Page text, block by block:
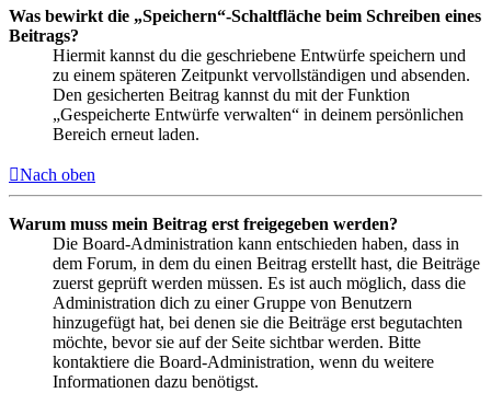
Was bewirkt die „Speichern“-Schaltfläche beim Schreiben eines
Beitrags?
Hiermit kannst du die geschriebene Entwürfe speichern und
zu einem späteren Zeitpunkt vervollständigen und absenden.
Den gesicherten Beitrag kannst du mit der Funktion
„Gespeicherte Entwürfe verwalten“ in deinem persönlichen
Bereich erneut laden.
Nach oben
Warum muss mein Beitrag erst freigegeben werden?
Die Board-Administration kann entschieden haben, dass in
dem Forum, in dem du einen Beitrag erstellt hast, die Beiträge
zuerst geprüft werden müssen. Es ist auch möglich, dass die
Administration dich zu einer Gruppe von Benutzern
hinzugefügt hat, bei denen sie die Beiträge erst begutachten
möchte, bevor sie auf der Seite sichtbar werden. Bitte
kontaktiere die Board-Administration, wenn du weitere
Informationen dazu benötigst.